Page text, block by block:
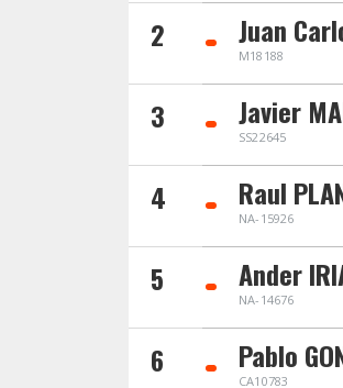
2 Juan
M18188
3 Javier
SS22645
4 Raul
NA-15926
5 Ander
NA-14676
6 Pablo
CA10783